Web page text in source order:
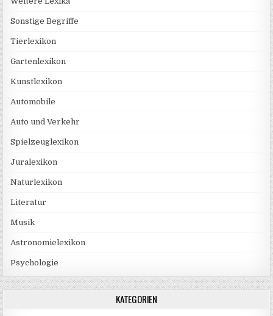
Sonstige Begriffe
Tierlexikon
Gartenlexikon
Kunstlexikon
Automobile
Auto und Verkehr
Spielzeuglexikon
Juralexikon
Naturlexikon
Literatur
Musik
Astronomielexikon
Psychologie
KATEGORIEN